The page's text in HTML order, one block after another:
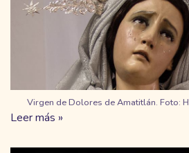
Virgen de Dolores de Amatitlán. Foto:
Leer más »